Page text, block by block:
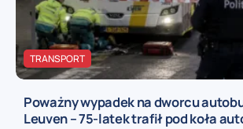
TRANSPORT
Poważny wypadek na dworcu
Leuven – 75-latek trafił pod koła